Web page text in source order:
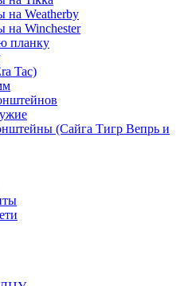
Weatherby
Winchester
планку
Tac)
(Сайга Тигр Вепрь и